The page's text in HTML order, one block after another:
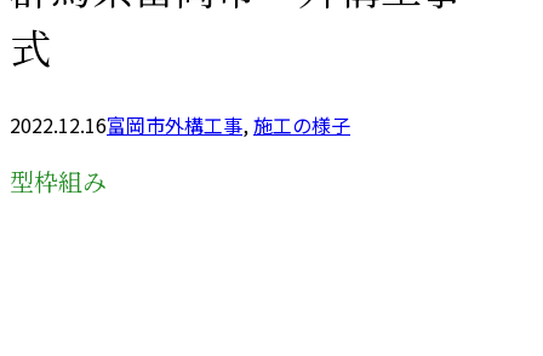
式
2022.12.16富岡市外構工事,施工の様子
型枠組み